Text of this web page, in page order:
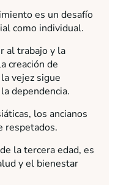
es un desafío
como individual.
al trabajo y la
creación de
vejez sigue
dependencia.
los ancianos
respetados.
la tercera edad, es
y el bienestar